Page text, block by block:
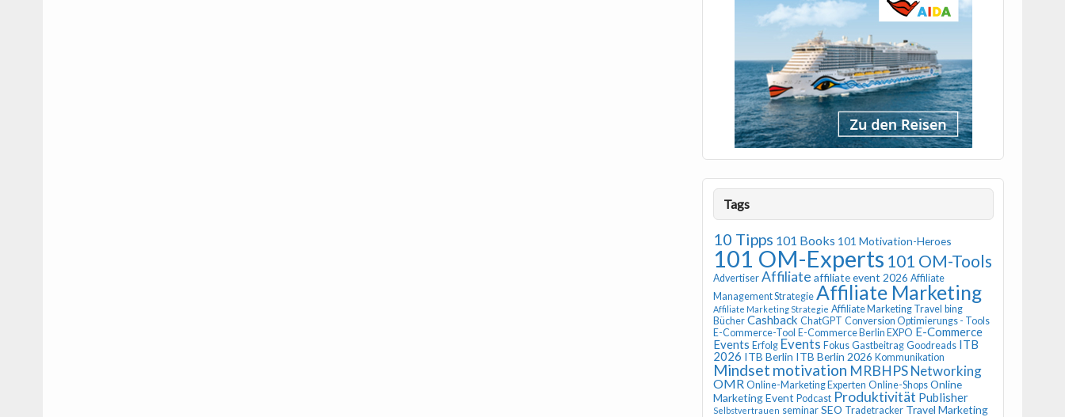
Tags
10 Tipps 101 Books 101 Motivation-Heroes
101 OM-Experts 101 OM-Tools
Advertiser Affiliate affiliate event 2026 Affiliate
Management Strategie Affiliate Marketing
Affiliate Marketing Strategie Affiliate Marketing Travel bing
Bücher Cashback ChatGPT Conversion Optimierungs - Tools
E-Commerce-Tool E-Commerce Berlin EXPO E-Commerce
Events Erfolg Events Fokus Gastbeitrag Goodreads ITB
2026 ITB Berlin ITB Berlin 2026 Kommunikation
Mindset motivation MRBHPS Networking
OMR Online-Marketing Experten Online-Shops Online
Marketing Event Podcast Produktivität Publisher
Selbstvertrauen seminar SEO Tradetracker Travel Marketing